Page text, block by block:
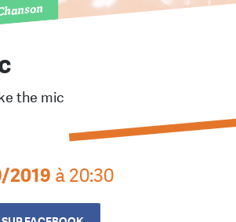
the mic
2019 à 20:30